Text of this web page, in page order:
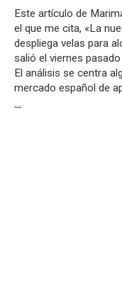
Este artículo de
el que me cita, «La
despliega velas para
salió el viernes
El análisis se centra
mercado español de
…